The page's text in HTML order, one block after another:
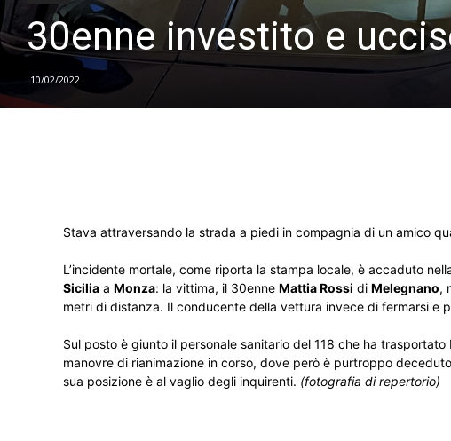
30enne investito e
10/02/2022
Stava attraversando la strada a piedi in compagnia di un amico
L’incidente mortale, come riporta la stampa locale, è accaduto
Sicilia a Monza: la vittima, il 30enne Mattia Rossi di Melegnano,
metri di distanza. Il conducente della vettura invece di fermarsi e
Sul posto è giunto il personale sanitario del 118 che ha trasportato
manovre di rianimazione in corso, dove però è purtroppo
sua posizione è al vaglio degli inquirenti. (fotografia di repertorio)